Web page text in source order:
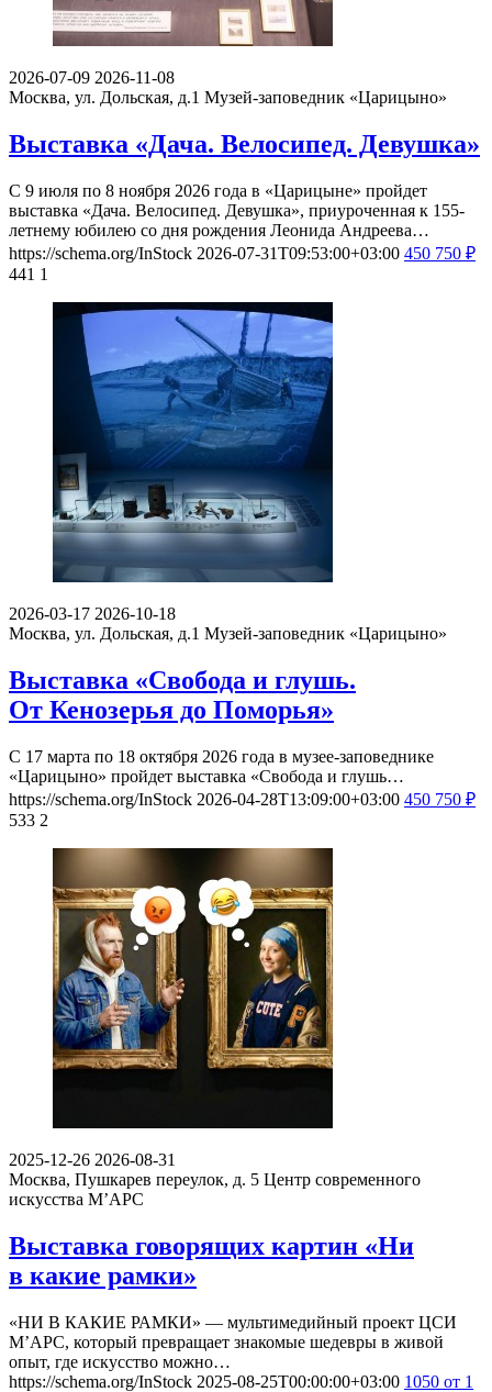
2026-07-09 2026-11-08
Москва, ул. Дольская, д.1 Музей-заповедник «Царицыно»
Выставка «Дача. Велосипед. Девушка»
С 9 июля по 8 ноября 2026 года в «Царицыне» пройдет
выставка «Дача. Велосипед. Девушка», приуроченная к 155-
летнему юбилею со дня рождения Леонида Андреева…
https://schema.org/InStock 2026-07-31T09:53:00+03:00 450 750 ₽
441 1
2026-03-17 2026-10-18
Москва, ул. Дольская, д.1 Музей-заповедник «Царицыно»
Выставка «Свобода и глушь.
От Кенозерья до Поморья»
С 17 марта по 18 октября 2026 года в музее-заповеднике
«Царицыно» пройдет выставка «Свобода и глушь…
https://schema.org/InStock 2026-04-28T13:09:00+03:00 450 750 ₽
533 2
2025-12-26 2026-08-31
Москва, Пушкарев переулок, д. 5 Центр современного
искусства М’АРС
Выставка говорящих картин «Ни
в какие рамки»
«НИ В КАКИЕ РАМКИ» — мультимедийный проект ЦСИ
М’АРС, который превращает знакомые шедевры в живой
опыт, где искусство можно…
https://schema.org/InStock 2025-08-25T00:00:00+03:00 1050 от 1